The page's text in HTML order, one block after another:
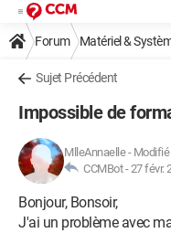
Forum Matériel &
Sujet Précédent
Impossible de
MlleAnnaelle- Modifié
CCMBot -27 févr.
Bonjour, Bonsoir,
J'ai un problème avec